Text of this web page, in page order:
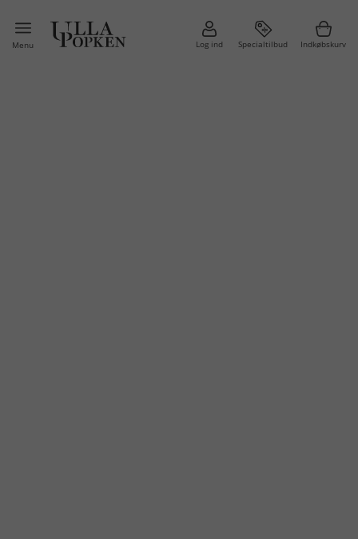
Menu Log ind Specialtilbud Indkøbskurv